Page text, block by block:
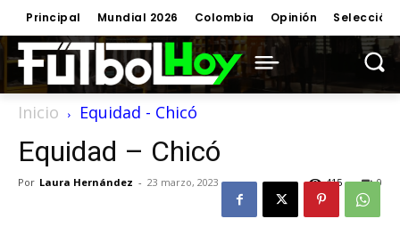
Principal Mundial 2026 Colombia Opinión Selección
Inicio Equidad - Chicó
Equidad – Chicó
Por Laura Hernández - 23 marzo, 2023 0
415